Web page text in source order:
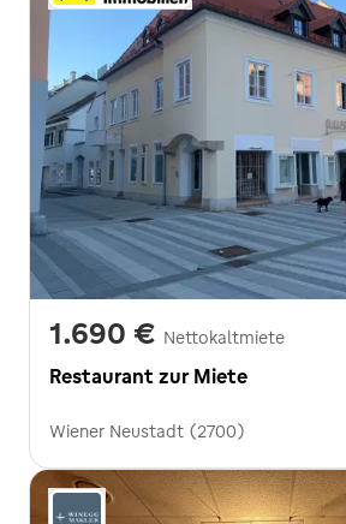
1.690 € Nettokaltmiete
Restaurant zur Miete
Wiener Neustadt (2700)